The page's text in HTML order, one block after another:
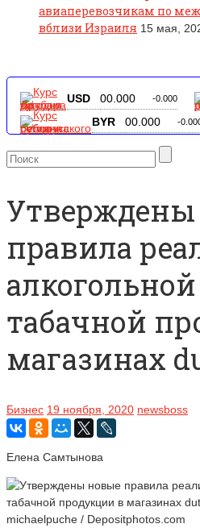
авиаперевозчикам по
вблизи Израиля 15 мая,
USD 00.000 -0.000
BYR 00.000 -
правила
табачной
магазинах
Бизнес 19 ноября, 2020 newsboss
Елена Самтынова
michaelpuche / Depositphotos.com